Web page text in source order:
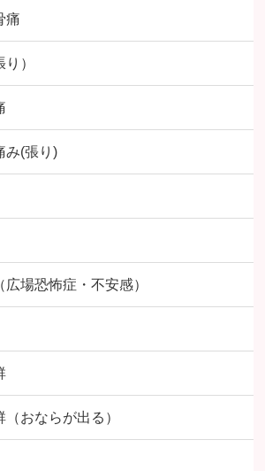
痛
）
み(張り)
場恐怖症・不安感）
おならが出る）